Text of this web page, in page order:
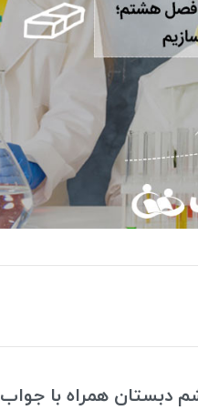
دبستان همراه با جواب